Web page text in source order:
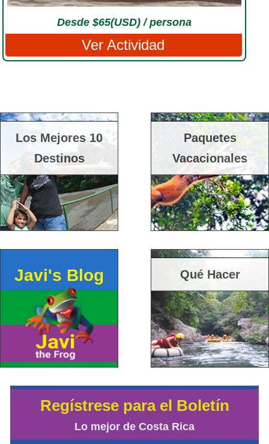
Desde $65(USD) / persona
Ver Actividad
Los Mejores 10
Destinos
Paquetes
Vacacionales
Javi's Blog Qué Hacer
Regístrese para el Boletín
Lo mejor de Costa Rica